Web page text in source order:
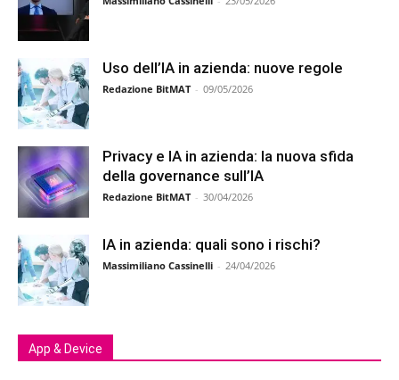
Uso dell’IA in azienda: nuove regole
Redazione BitMAT - 09/05/2026
Privacy e IA in azienda: la nuova sfida
della governance sull’IA
Redazione BitMAT - 30/04/2026
IA in azienda: quali sono i rischi?
Massimiliano Cassinelli - 24/04/2026
App & Device